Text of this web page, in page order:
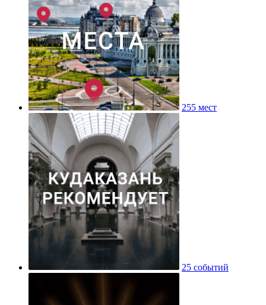
255 мест
25 событий